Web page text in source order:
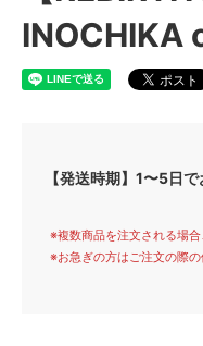
INOCHIKA
【発送時期】1〜5日
※複数商品を注文される場合
※お急ぎの方はご注文の際の